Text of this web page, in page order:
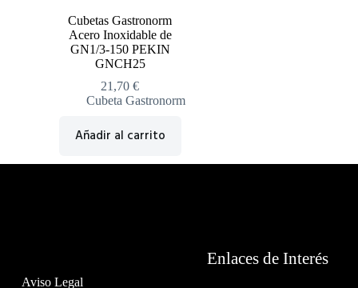
Cubetas Gastronorm
Acero Inoxidable de
GN1/3-150 PEKIN
GNCH25
21,70€
Cubeta Gastronorm
Añadir al carrito
Enlaces de Interés
Aviso Legal